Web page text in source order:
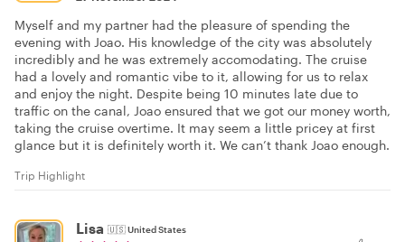
Myself and my partner had the pleasure of spending the
evening with Joao. His knowledge of the city was absolutely
incredibly and he was extremely accomodating. The cruise
had a lovely and romantic vibe to it, allowing for us to relax
and enjoy the night. Despite being 10 minutes late due to
traffic on the canal, Joao ensured that we got our money worth,
taking the cruise overtime. It may seem a little pricey at first
glance but it is definitely worth it. We can’t thank Joao enough.
Trip Highlight
Lisa 🇺🇸United States